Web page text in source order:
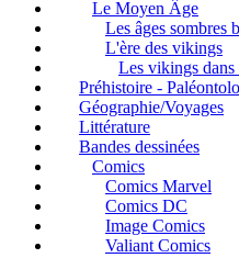
Le Moyen Âge
Les âges sombres
L'ère des vikings
Les vikings
Préhistoire -
Géographie/Voyages
Littérature
Bandes dessinées
Comics
Comics Marvel
Comics DC
Image Comics
Valiant Comics